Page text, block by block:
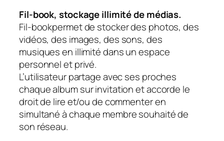
Fil-book, stockage illimité de médias.
Fil-bookpermet de stocker des photos, des
vidéos, des images, des sons, des
musiques en illimité dans un espace
personnel et privé.
L’utilisateur partage avec ses proches
chaque album sur invitation et accorde le
droit de lire et/ou de commenter en
simultané à chaque membre souhaité de
son réseau.